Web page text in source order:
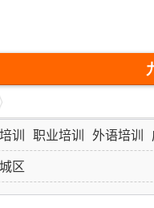
训 职业培训 外语培训
区